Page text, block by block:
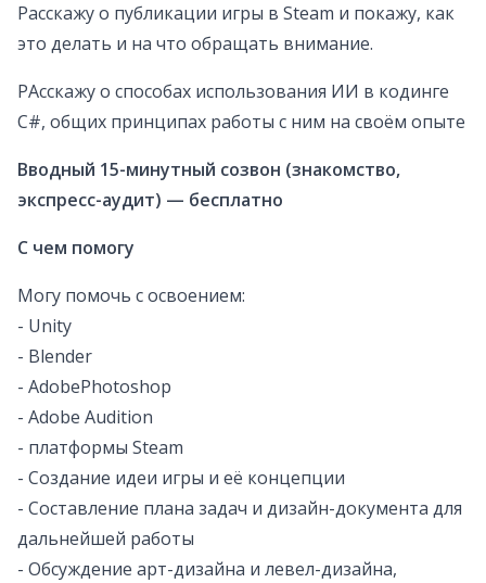
Расскажу о публикации игры в Steam и покажу, как
это делать и на что обращать внимание.
РАсскажу о способах использования ИИ в кодинге
C#, общих принципах работы с ним на своём опыте
Вводный 15-минутный созвон (знакомство,
экспресс-аудит) — бесплатно
С чем помогу
Могу помочь с освоением:
- Unity
- Blender
- AdobePhotoshop
- Adobe Audition
- платформы Steam
- Создание идеи игры и её концепции
- Составление плана задач и дизайн-документа для
дальнейшей работы
- Обсуждение арт-дизайна и левел-дизайна,